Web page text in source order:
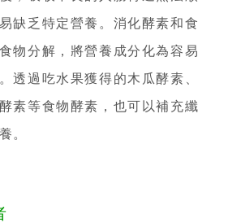
缺乏特定營養。消化酵素和食
物分解，將營養成分化為容易
透過吃水果獲得的木瓜酵素、
素等食物酵素，也可以補充纖
。